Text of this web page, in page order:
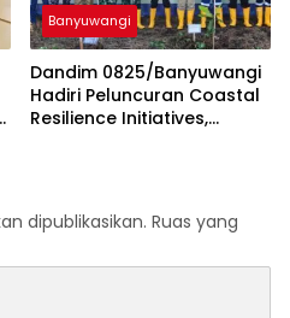
Banyuwangi
Dandim 0825/Banyuwangi
Hadiri Peluncuran Coastal
Resilience Initiatives,
dipublikasikan. Ruas yang